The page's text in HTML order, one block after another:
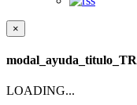
×
modal_ayuda_titulo_TR
LOADING...